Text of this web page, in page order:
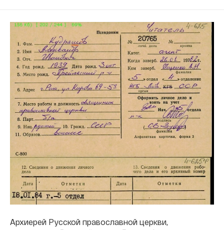
Архиерей Русской православной церкви,